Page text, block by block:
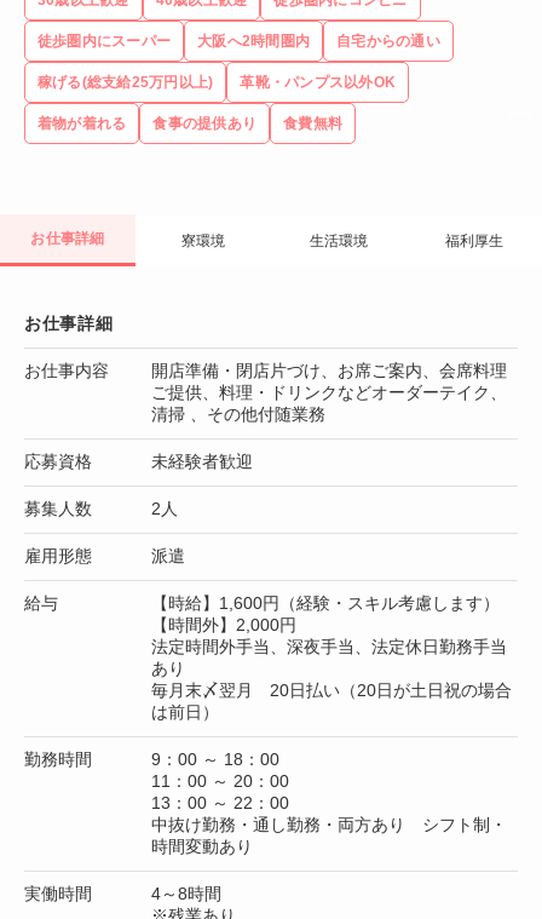
徒歩圏内にスーパー 大阪へ2時間圏内 自宅からの通い
稼げる(総支給25万円以上) 革靴・パンプス以外OK
着物が着れる 食事の提供あり 食費無料
お仕事詳細 寮環境 生活環境 福利厚生
お仕事詳細
お仕事内容
開店準備・閉店片づけ、お席ご案内、会席料理
ご提供、料理・ドリンクなどオーダーテイク、
清掃 、その他付随業務
応募資格 未経験者歓迎
募集人数 2人
雇用形態 派遣
給与
【時給】1,600円（経験・スキル考慮します）
【時間外】2,000円
法定時間外手当、深夜手当、法定休日勤務手当
あり
毎月末〆翌月 20日払い（20日が土日祝の場合
は前日）
勤務時間
9：00 ～ 18：00
11：00 ～ 20：00
13：00 ～ 22：00
中抜け勤務・通し勤務・両方あり シフト制・
時間変動あり
実働時間
4～8時間
※残業あり